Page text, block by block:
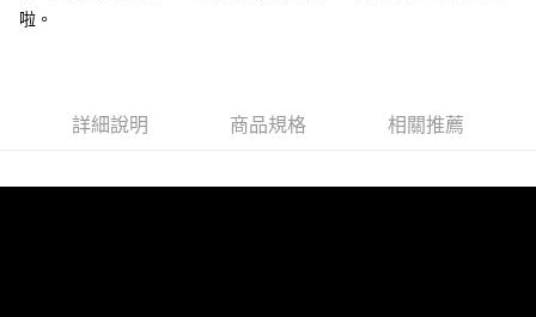
每筆NT$150
啦。
詳細說明 商品規格 相關推薦